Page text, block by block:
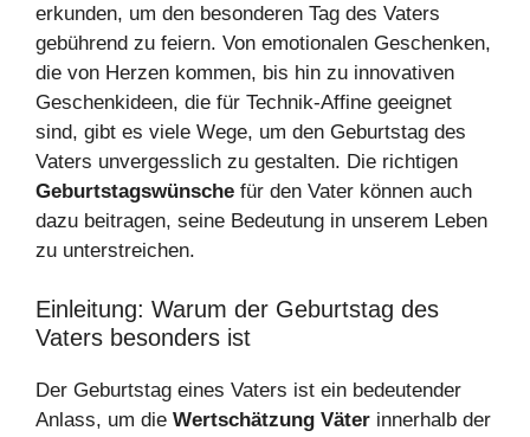
erkunden, um den besonderen Tag des Vaters
gebührend zu feiern. Von emotionalen Geschenken,
die von Herzen kommen, bis hin zu innovativen
Geschenkideen, die für Technik-Affine geeignet
sind, gibt es viele Wege, um den Geburtstag des
Vaters unvergesslich zu gestalten. Die richtigen
Geburtstagswünsche für den Vater können auch
dazu beitragen, seine Bedeutung in unserem Leben
zu unterstreichen.
Einleitung: Warum der Geburtstag des
Vaters besonders ist
Der Geburtstag eines Vaters ist ein bedeutender
Anlass, um die Wertschätzung Väter innerhalb der